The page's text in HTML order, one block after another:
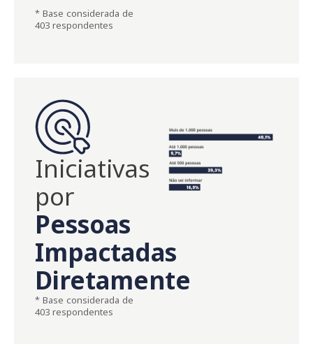
* Base considerada de
403 respondentes
Iniciativas
por
Pessoas
Impactadas
Diretamente
* Base considerada de
403 respondentes